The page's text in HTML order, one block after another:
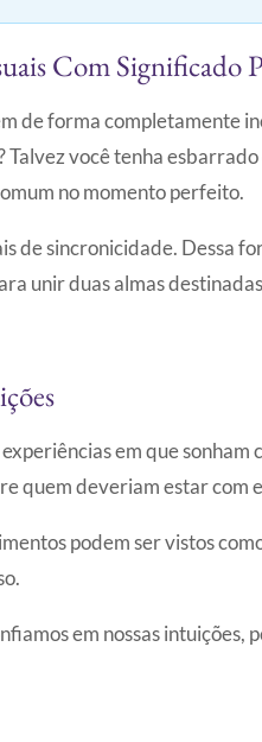
Com Significado
de forma completamente
Talvez você tenha
no momento perfeito.
de sincronicidade. Dessa
unir duas almas
em que
quem deveriam estar com
podem ser vistos
em nossas intuições,